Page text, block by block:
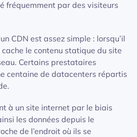
fréquemment par des visiteurs
CDN est assez simple : lorsqu’il
le contenu statique du site
Certains prestataires
centaine de datacenters répartis
à un site internet par le biais
les données depuis le
de l’endroit où ils se